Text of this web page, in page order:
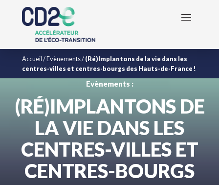
Accueil/Evènements/(Ré)Implantons de la vie dans les
centres-villes et centres-bourgs des Hauts-de-France !
Evènements :
(RÉ)IMPLANTONS DE
LA VIE DANS LES
CENTRES-VILLES ET
CENTRES-BOURGS